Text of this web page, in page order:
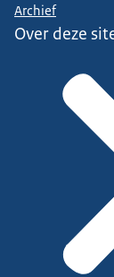
Archief
Over deze